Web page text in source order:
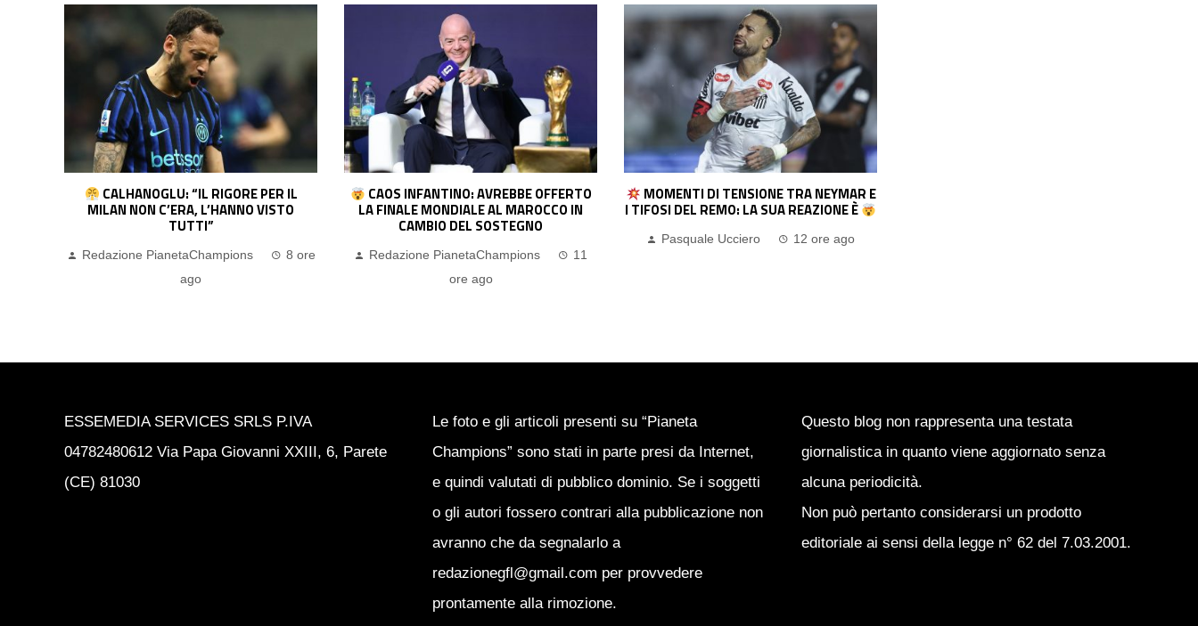
CAOS INFANTINO: AVREBBE OFFERTO
LA FINALE MONDIALE AL MAROCCO IN
CAMBIO DEL SOSTEGNO
Redazione PianetaChampions
11
ore ago
MOMENTI DI TENSIONE TRA NEYMAR E
I TIFOSI DEL REMO: LA SUA REAZIONE È
SIMPATICO SIPARIETTO TRA MODRIC
E CALHANOGLU: IL TEMA È IL TAGLIO DI
ESSEMEDIA SERVICES SRLS P.IVA
04782480612 Via Papa Giovanni XXIII, 6, Parete
(CE) 81030
Le foto e gli articoli presenti su “Pianeta
Champions” sono stati in parte presi da Internet,
e quindi valutati di pubblico dominio. Se i soggetti
o gli autori fossero contrari alla pubblicazione non
avranno che da segnalarlo a
redazionegfl@gmail.com per provvedere
prontamente alla rimozione.
Questo blog non rappresenta una testata
giornalistica in quanto viene aggiornato senza
alcuna periodicità.
Non può pertanto considerarsi un prodotto
editoriale ai sensi della legge n° 62 del 7.03.2001.